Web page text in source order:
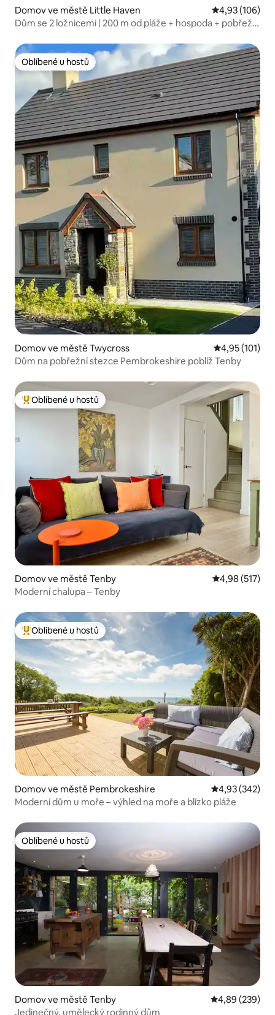
Domov ve městě Little Haven Průměrné
4,93 (106)
Dům se 2 ložnicemi | 200 m od pláže + hospoda + pobřežní
Oblíbené u hostů
Oblíbené u hostů
Domov ve městě Twycross Průměrné
4,95 (101)
Dům na pobřežní stezce Pembrokeshire poblíž Tenby
Nejlepší v kategorii Oblíbené u hostů
Oblíbené u hostů
Domov ve městě Tenby Průměrné
4,98 (517)
Moderní chalupa – Tenby
Nejlepší v kategorii Oblíbené u hostů
Oblíbené u hostů
Domov ve městě Pembrokeshire Průměrné
4,93 (342)
Moderní dům u moře – výhled na moře a blízko pláže
Oblíbené u hostů
Oblíbené u hostů
Domov ve městě Tenby Průměrné
4,89 (239)
Jedinečný, umělecký rodinný dům